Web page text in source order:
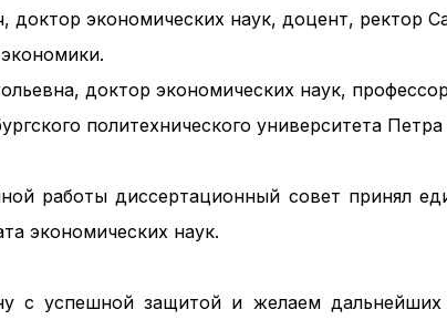
доктор экономических наук, доцент, ректор
доктор экономических наук,
политехнического университета Петра
работы диссертационный совет принял
экономических наук.
с успешной защитой и желаем